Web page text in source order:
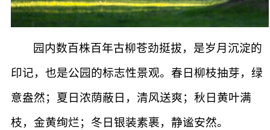
园内数百株百年古柳苍劲挺拔，是岁月沉淀的
印记，也是公园的标志性景观。春日柳枝抽芽，绿
意盎然；夏日浓荫蔽日，清风送爽；秋日黄叶满
枝，金黄绚烂；冬日银装素裹，静谧安然。